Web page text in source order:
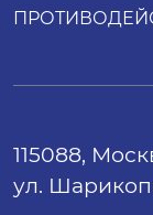
115088,
ул.